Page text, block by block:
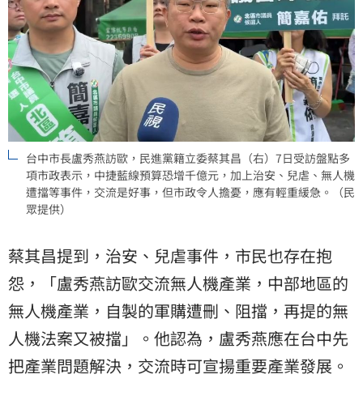
台中市長盧秀燕訪歐，民進黨籍立委蔡其昌（右）7日受訪盤點多
項市政表示，中捷藍線預算恐增千億元，加上治安、兒虐、無人機
遭擋等事件，交流是好事，但市政令人擔憂，應有輕重緩急。（民
眾提供）
蔡其昌提到，治安、兒虐事件，市民也存在抱
怨，「盧秀燕訪歐交流無人機產業，中部地區的
無人機產業，自製的軍購遭刪、阻擋，再提的無
人機法案又被擋」。他認為，盧秀燕應在台中先
把產業問題解決，交流時可宣揚重要產業發展。